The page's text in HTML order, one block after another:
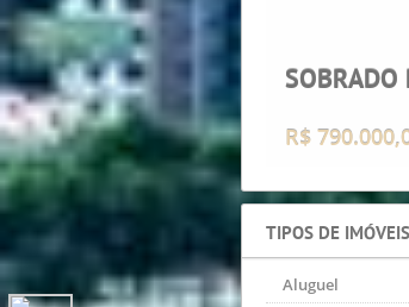
SOBRADO
R$
TIPOS DE IMÓVEIS
Aluguel